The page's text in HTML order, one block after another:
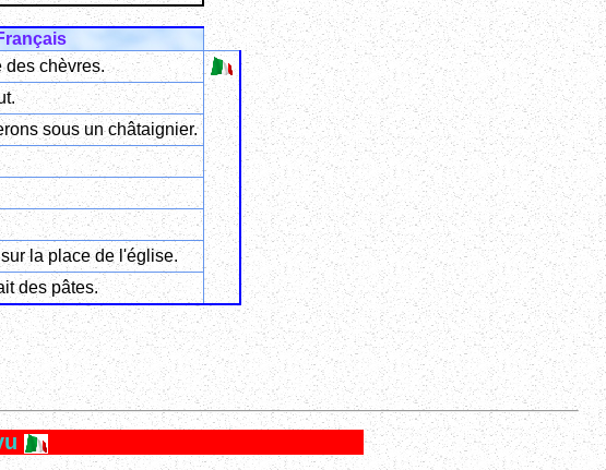
des chèvres.
sous un châtaignier.
sur la place de l'église.
des pâtes.